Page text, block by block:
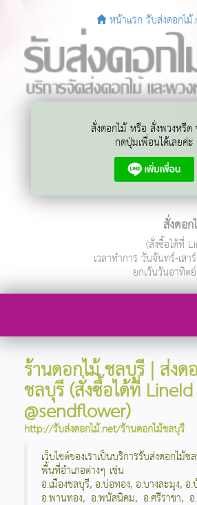
หน้าแรก รับส่งดอกไม้
สั่งดอกไม้ หรือ สั่งพวงหรีด
กดปุ่มเพื่อนได้เลยค่ะ
สั่งดอ
(สั่งซื้อได้ที่
เวลาทำการ วันจันทร์-เสา
ยกเว้นวันอาทิ
ร้านดอกไม้ ชลบุรี | ส่งด
ชลบุรี (สั่งซื้อได้ที่
@sendflower)
http://รับส่งดอกไม้.net/ร้านดอกไม้ชลบุรี
เว็บไซต์ของเราเป็นบริการรับส่งดอกไม้
พื้นที่อำเภอต่างๆ เช่น
อ.เมืองชลบุรี, อ.บ่อทอง, อ.บางละมุง, อ
อ.พานทอง, อ.พนัสนิคม, อ.ศรีราชา,